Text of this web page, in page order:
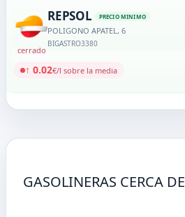
cerrado
REPSOL PRECIO MINIMO
POLIGONO APATEL, 6
BIGASTRO3380
↑ 0.02€/l sobre la media
GASOLINERAS CERCA DE